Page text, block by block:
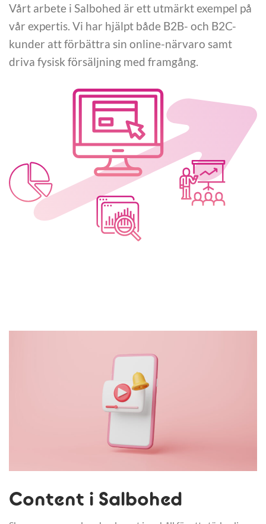
Vårt arbete i Salbohed är ett utmärkt exempel på
vår expertis. Vi har hjälpt både B2B- och B2C-
kunder att förbättra sin online-närvaro samt
driva fysisk försäljning med framgång.
Content i Salbohed